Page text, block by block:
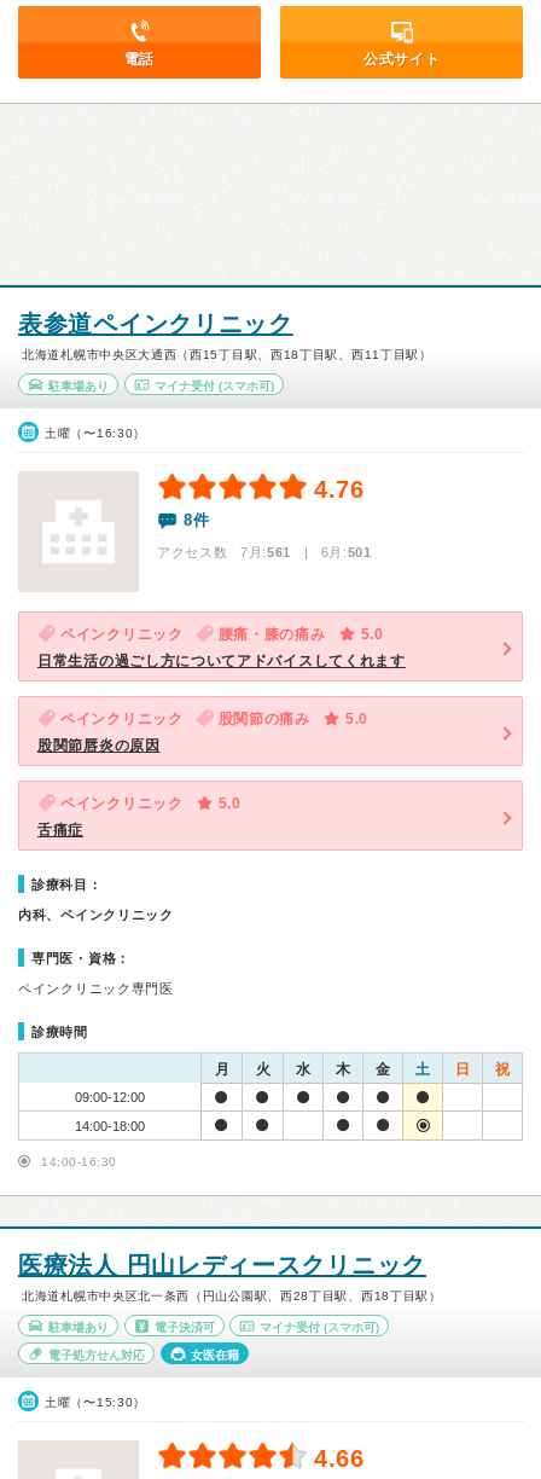
電話 公式サイト
表参道ペインクリニック
北海道札幌市中央区大通西（西15丁目駅、西18丁目駅、西11丁目駅）
駐車場あり マイナ受付(スマホ可)
土曜（〜16:30）
4.76
8件
アクセス数 7月:561 | 6月:501
ペインクリニック 腰痛・膝の痛み
5.0
日常生活の過ごし方についてアドバイスしてくれます
ペインクリニック 股関節の痛み
5.0
股関節唇炎の原因
ペインクリニック
5.0
舌痛症
診療科目：
内科、ペインクリニック
専門医・資格：
ペインクリニック専門医
診療時間
月 火 水 木 金 土 日 祝
09:00-12:00
14:00-18:00
14:00-16:30
医療法人 円山レディースクリニック
北海道札幌市中央区北一条西（円山公園駅、西28丁目駅、西18丁目駅）
駐車場あり 電子決済可 マイナ受付 (スマホ可)
電子処方せん対応 女医在籍
土曜（〜15:30）
4.66